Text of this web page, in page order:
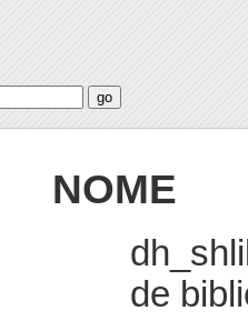
NOME
de